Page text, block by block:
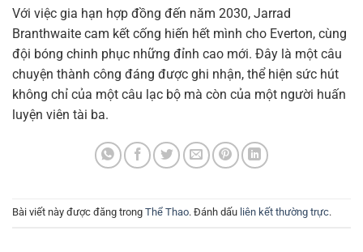
Với việc gia hạn hợp đồng đến năm 2030, Jarrad
Branthwaite cam kết cống hiến hết mình cho Everton, cùng
đội bóng chinh phục những đỉnh cao mới. Đây là một câu
chuyện thành công đáng được ghi nhận, thể hiện sức hút
không chỉ của một câu lạc bộ mà còn của một người huấn
luyện viên tài ba.
Bài viết này được đăng trong Thể Thao. Đánh dấu liên kết thường trực.